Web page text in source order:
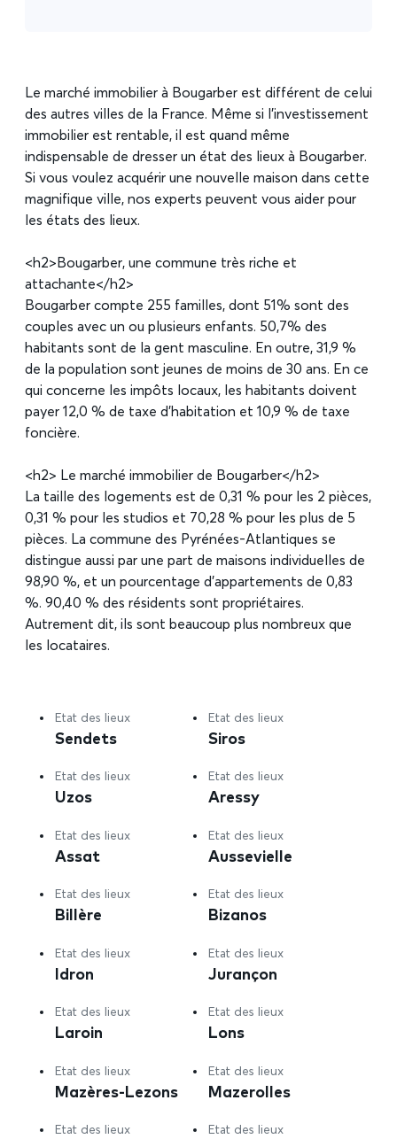
Le marché immobilier à Bougarber est différent de celui
des autres villes de la France. Même si l’investissement
immobilier est rentable, il est quand même
indispensable de dresser un état des lieux à Bougarber.
Si vous voulez acquérir une nouvelle maison dans cette
magnifique ville, nos experts peuvent vous aider pour
les états des lieux.
<h2>Bougarber, une commune très riche et
attachante</h2>
Bougarber compte 255 familles, dont 51% sont des
couples avec un ou plusieurs enfants. 50,7% des
habitants sont de la gent masculine. En outre, 31,9 %
de la population sont jeunes de moins de 30 ans. En ce
qui concerne les impôts locaux, les habitants doivent
payer 12,0 % de taxe d’habitation et 10,9 % de taxe
foncière.
<h2> Le marché immobilier de Bougarber</h2>
La taille des logements est de 0,31 % pour les 2 pièces,
0,31 % pour les studios et 70,28 % pour les plus de 5
pièces. La commune des Pyrénées-Atlantiques se
distingue aussi par une part de maisons individuelles de
98,90 %, et un pourcentage d’appartements de 0,83
%. 90,40 % des résidents sont propriétaires.
Autrement dit, ils sont beaucoup plus nombreux que
les locataires.
Etat des lieux
Sendets
Etat des lieux
Siros
Etat des lieux
Uzos
Etat des lieux
Aressy
Etat des lieux
Assat
Etat des lieux
Aussevielle
Etat des lieux
Billère
Etat des lieux
Bizanos
Etat des lieux
Idron
Etat des lieux
Jurançon
Etat des lieux
Laroin
Etat des lieux
Lons
Etat des lieux
Mazères-Lezons
Etat des lieux
Mazerolles
Etat des lieux Etat des lieux